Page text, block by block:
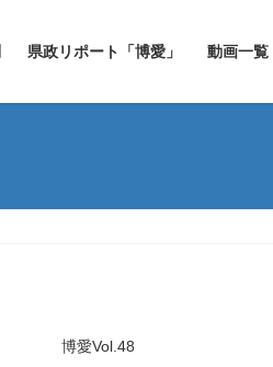
県政リポート「博愛」 動画一覧
博愛Vol.48